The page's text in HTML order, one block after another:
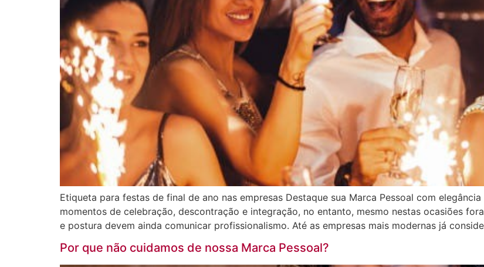
Etiqueta para festas de final de ano nas empresas Destaque sua Marca Pessoal com
momentos de celebração, descontração e integração, no entanto, mesmo nestas ocasiões
e postura devem ainda comunicar profissionalismo. Até as empresas mais modernas já
Por que não cuidamos de nossa Marca Pessoal?